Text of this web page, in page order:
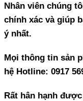
Nhân viên chúng
chính xác và giúp
ý nhất.
Mọi thông tin sản
hệ Hotline: 0917
Rất hân hạnh